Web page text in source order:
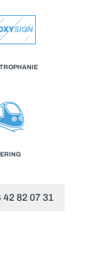
42 82 07 31